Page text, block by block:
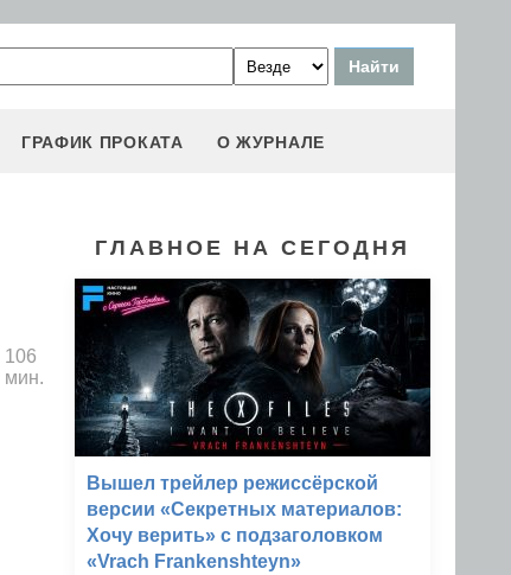
ГРАФИК ПРОКАТА О ЖУРНАЛЕ
106
мин.
ГЛАВНОЕ НА СЕГОДНЯ
Вышел трейлер режиссёрской
версии «Секретных материалов:
Хочу верить» с подзаголовком
«Vrach Frankenshteyn»